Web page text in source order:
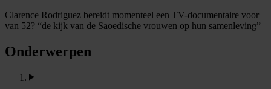
Clarence Rodriguez bereidt momenteel een TV-documentaire voor
van 52? “de kijk van de Saoedische vrouwen op hun samenleving”
Onderwerpen